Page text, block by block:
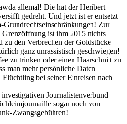
allemal! Die hat der Heribert
gedreht. Und jetzt ist er entsetzt
Grundrechtseinschränkungen! Zur
ist ihm 2015 nichts
zu den Verbrechen der Goldstücke
ganz unrassistisch geschwiegen!
zu trinken oder einen Haarschnitt zu
man mehr persönliche Daten
Flüchtling bei seiner Einreisen nach
Journalistenverbund
sogar noch von
Zwangsgebühren!